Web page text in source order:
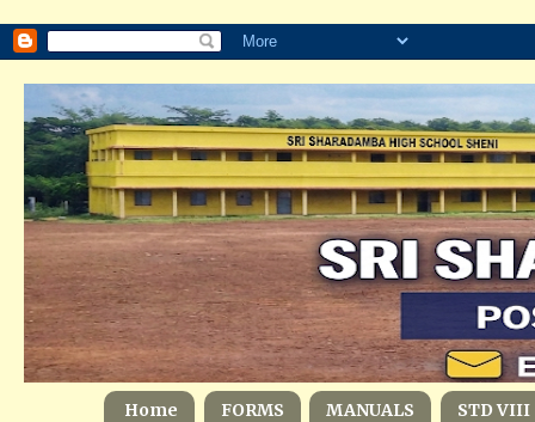
Home FORMS MANUALS STD VIII